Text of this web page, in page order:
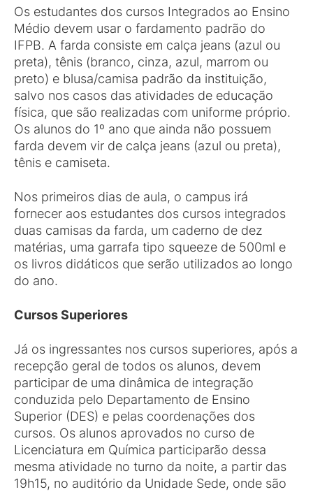
Os estudantes dos cursos Integrados ao Ensino
Médio devem usar o fardamento padrão do
IFPB. A farda consiste em calça jeans (azul ou
preta), tênis (branco, cinza, azul, marrom ou
preto) e blusa/camisa padrão da instituição,
salvo nos casos das atividades de educação
física, que são realizadas com uniforme próprio.
Os alunos do 1º ano que ainda não possuem
farda devem vir de calça jeans (azul ou preta),
tênis e camiseta.
Nos primeiros dias de aula, o campus irá
fornecer aos estudantes dos cursos integrados
duas camisas da farda, um caderno de dez
matérias, uma garrafa tipo squeeze de 500ml e
os livros didáticos que serão utilizados ao longo
do ano.
Cursos Superiores
Já os ingressantes nos cursos superiores, após a
recepção geral de todos os alunos, devem
participar de uma dinâmica de integração
conduzida pelo Departamento de Ensino
Superior (DES) e pelas coordenações dos
cursos. Os alunos aprovados no curso de
Licenciatura em Química participarão dessa
mesma atividade no turno da noite, a partir das
19h15, no auditório da Unidade Sede, onde são